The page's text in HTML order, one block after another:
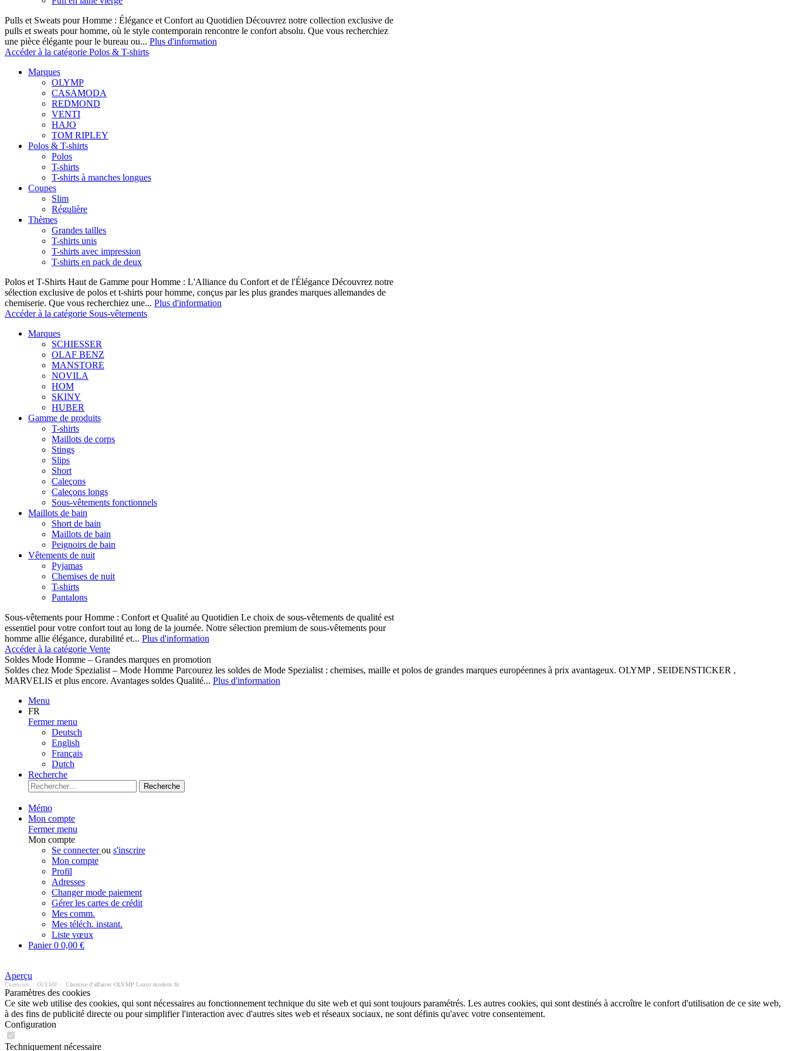
Pulls et Sweats pour Homme : Élégance et Confort au Quotidien Découvrez notre collection exclusive de
pulls et sweats pour homme, où le style contemporain rencontre le confort absolu. Que vous recherchiez
une pièce élégante pour le bureau ou... Plus d'information
Accéder à la catégorie Polos & T-shirts
Marques
OLYMP
CASAMODA
REDMOND
VENTI
HAJO
TOM RIPLEY
Polos & T-shirts
Polos
T-shirts
T-shirts à manches longues
Coupes
Slim
Régulière
Thèmes
Grandes tailles
T-shirts unis
T-shirts avec impression
T-shirts en pack de deux
Polos et T-Shirts Haut de Gamme pour Homme : L'Alliance du Confort et de l'Élégance Découvrez notre
sélection exclusive de polos et t-shirts pour homme, conçus par les plus grandes marques allemandes de
chemiserie. Que vous recherchiez une... Plus d'information
Accéder à la catégorie Sous-vêtements
Marques
SCHIESSER
OLAF BENZ
MANSTORE
NOVILA
HOM
SKINY
HUBER
Gamme de produits
T-shirts
Maillots de corps
Stings
Slips
Short
Caleçons
Caleçons longs
Sous-vêtements fonctionnels
Maillots de bain
Short de bain
Maillots de bain
Peignoirs de bain
Vêtements de nuit
Pyjamas
Chemises de nuit
T-shirts
Pantalons
Sous-vêtements pour Homme : Confort et Qualité au Quotidien Le choix de sous-vêtements de qualité est
essentiel pour votre confort tout au long de la journée. Notre sélection premium de sous-vêtements pour
homme allie élégance, durabilité et... Plus d'information
Accéder à la catégorie Vente
Soldes Mode Homme – Grandes marques en promotion
Soldes chez Mode Spezialist – Mode Homme Parcourez les soldes de Mode Spezialist : chemises, maille et polos de grandes marques européennes à prix avantageux. OLYMP , SEIDENSTICKER ,
MARVELIS et plus encore. Avantages soldes Qualité... Plus d'information
Menu
FR
Fermer menu
Deutsch
English
Français
Dutch
Recherche
Recherche
Mémo
Mon compte
Fermer menu
Mon compte
Se connecterou s'inscrire
Mon compte
Profil
Adresses
Changer mode paiement
Gérer les cartes de crédit
Mes comm.
Mes téléch. instant.
Liste vœux
Panier0 0,00 €
Aperçu
Chemises OLYMP Chemise d'affaires OLYMP Luxor modern fit
Paramètres des cookies
Ce site web utilise des cookies, qui sont nécessaires au fonctionnement technique du site web et qui sont toujours paramétrés. Les autres cookies, qui sont destinés à accroître le confort d'utilisation de ce site web,
à des fins de publicité directe ou pour simplifier l'interaction avec d'autres sites web et réseaux sociaux, ne sont définis qu'avec votre consentement.
Configuration
Techniquement nécessaire